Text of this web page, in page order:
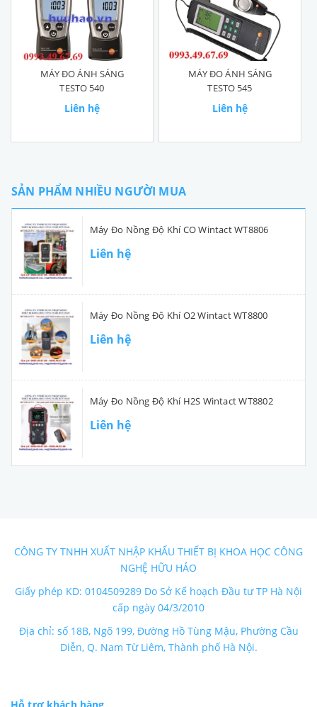
MÁY ĐO ÁNH SÁNG
TESTO 540
Liên hệ
MÁY ĐO ÁNH SÁNG
TESTO 545
Liên hệ
SẢN PHẨM NHIỀU NGƯỜI MUA
Máy Đo Nồng Độ Khí CO Wintact WT8806
Liên hệ
Máy Đo Nồng Độ Khí O2 Wintact WT8800
Liên hệ
Máy Đo Nồng Độ Khí H2S Wintact WT8802
Liên hệ
CÔNG TY TNHH XUẤT NHẬP KHẨU THIẾT BỊ KHOA HỌC CÔNG
NGHỆ HỮU HẢO
Giấy phép KD: 0104509289 Do Sở Kế hoạch Đầu tư TP Hà Nội
cấp ngày 04/3/2010
Địa chỉ: số 18B, Ngõ 199, Đường Hồ Tùng Mậu, Phường Cầu
Diễn, Q. Nam Từ Liêm, Thành phố Hà Nội.